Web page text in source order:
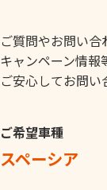
ご質問やお問い合
キャンペーン情報
ご安心してお問い
ご希望車種
スペーシア